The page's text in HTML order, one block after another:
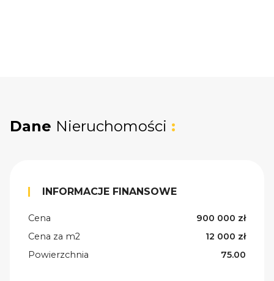
Dane Nieruchomości :
INFORMACJE FINANSOWE
Cena
900 000 zł
Cena za m2
12 000 zł
Powierzchnia
75.00